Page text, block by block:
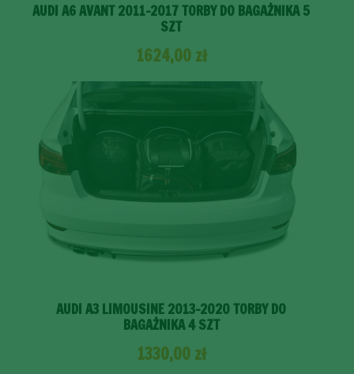
AUDI A6 AVANT 2011-2017 TORBY DO BAGAŻNIKA 5
SZT
1624,00 zł
AUDI A3 LIMOUSINE 2013-2020 TORBY DO
BAGAŻNIKA 4 SZT
1330,00 zł